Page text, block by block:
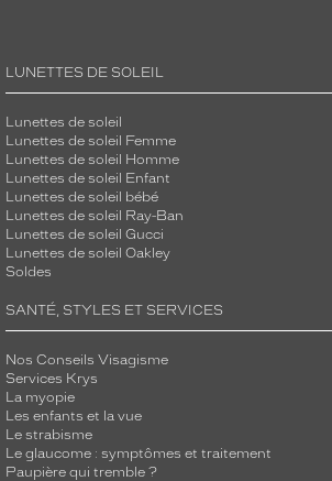
LUNETTES DE SOLEIL
Lunettes de soleil
Lunettes de soleil Femme
Lunettes de soleil Homme
Lunettes de soleil Enfant
Lunettes de soleil bébé
Lunettes de soleil Ray-Ban
Lunettes de soleil Gucci
Lunettes de soleil Oakley
Soldes
SANTÉ, STYLES ET SERVICES
Nos Conseils Visagisme
Services Krys
La myopie
Les enfants et la vue
Le strabisme
Le glaucome : symptômes et traitement
Paupière qui tremble ?